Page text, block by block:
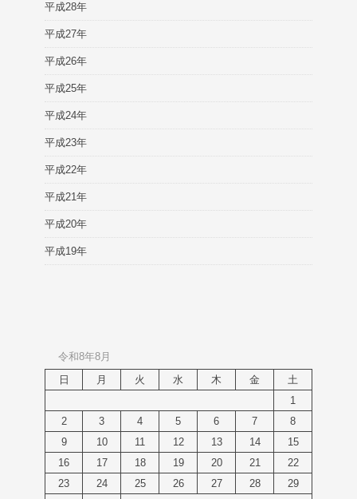
平成28年
平成27年
平成26年
平成25年
平成24年
平成23年
平成22年
平成21年
平成20年
平成19年
令和8年8月
日
月 火 水 木 金
土
1
2
3 4 5 6 7
8
9
10 11 12 13 14
15
16
17 18 19 20 21
22
23
24 25 26 27 28
29